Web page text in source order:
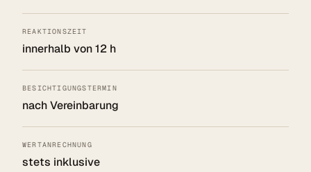
REAKTIONSZEIT
innerhalb von 12 h
BESICHTIGUNGSTERMIN
nach Vereinbarung
WERTANRECHNUNG
stets inklusive